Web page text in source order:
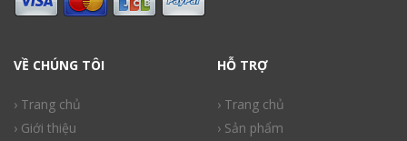
VỀ CHÚNG TÔI
› Trang chủ
› Giới thiệu
HỖ TRỢ
› Trang chủ
› Sản phẩm